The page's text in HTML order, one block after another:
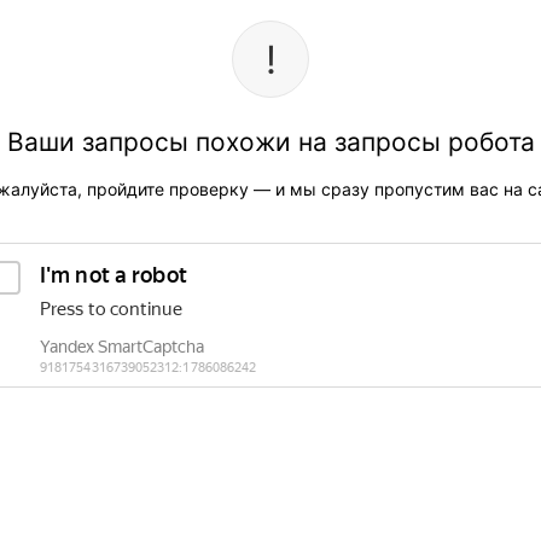
Ваши запросы похожи на запросы робота
пройдите проверку — и мы сразу пропустим вас на